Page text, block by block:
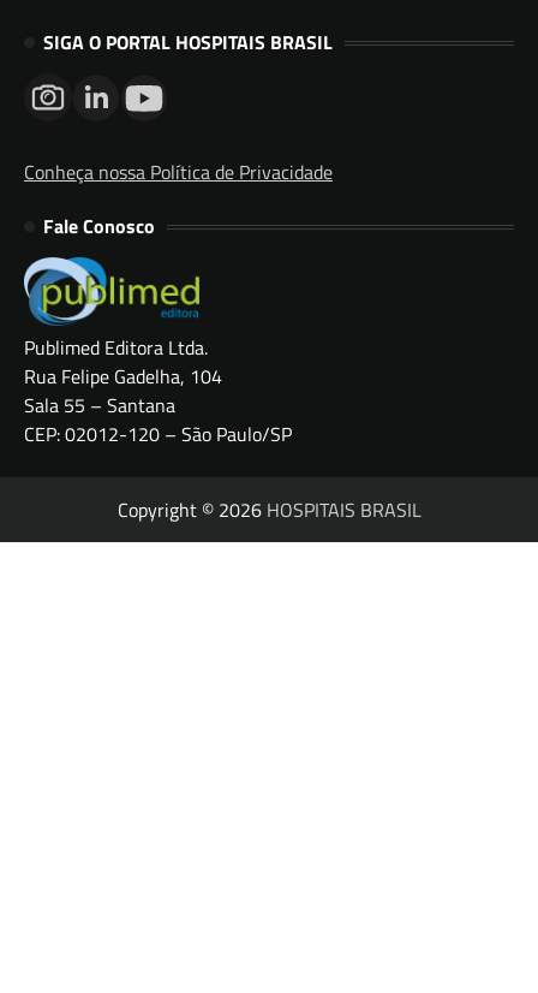
SIGA O PORTAL HOSPITAIS BRASIL
Conheça nossa Política de Privacidade
Fale Conosco
Publimed Editora Ltda.
Rua Felipe Gadelha, 104
Sala 55 – Santana
CEP: 02012-120 – São Paulo/SP
Copyright © 2026 HOSPITAIS BRASIL